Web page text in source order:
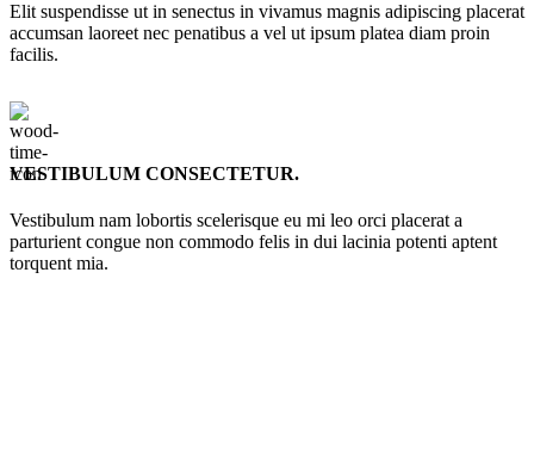
Elit suspendisse ut in senectus in vivamus magnis adipiscing placerat
accumsan laoreet nec penatibus a vel ut ipsum platea diam proin
facilis.
VESTIBULUM CONSECTETUR.
Vestibulum nam lobortis scelerisque eu mi leo orci placerat a
parturient congue non commodo felis in dui lacinia potenti aptent
torquent mia.